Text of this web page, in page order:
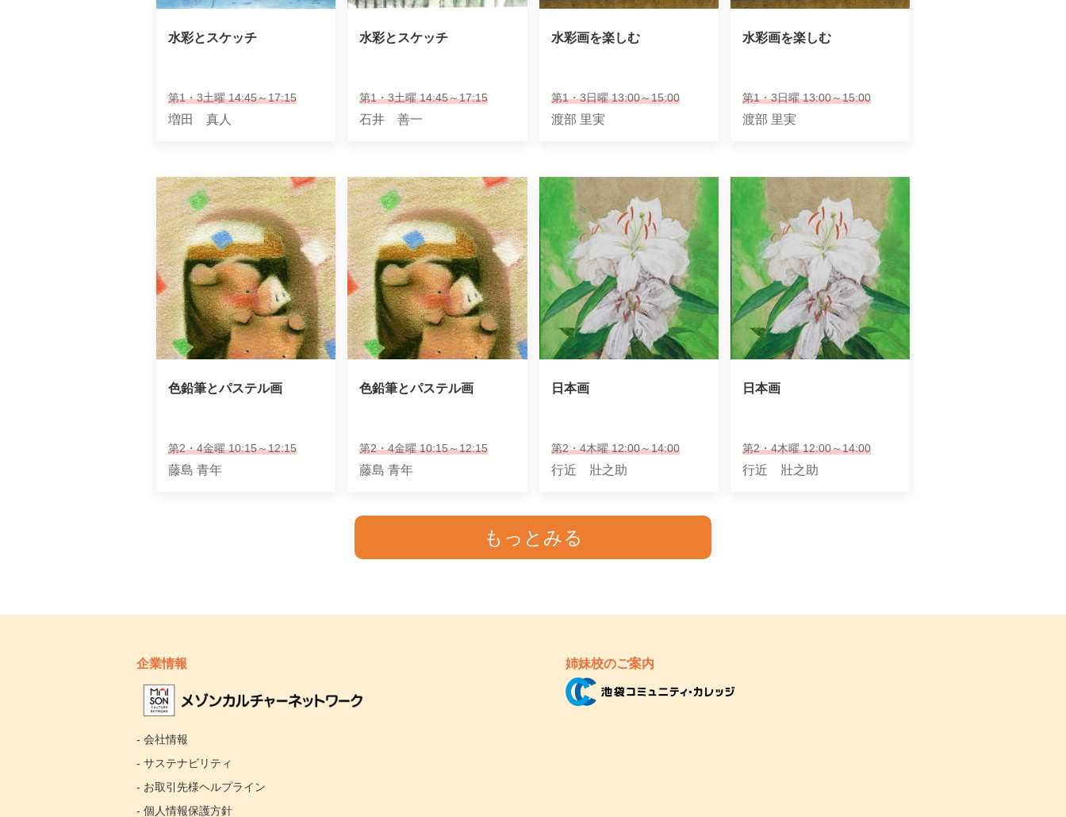
水彩とスケッチ
第1・3土曜 14:45～17:15
増田 真人
水彩とスケッチ
第1・3土曜 14:45～17:15
石井 善一
水彩画を楽しむ
第1・3日曜 13:00～15:00
渡部 里実
水彩画を楽しむ
第1・3日曜 13:00～15:00
渡部 里実
色鉛筆とパステル画
第2・4金曜 10:15～12:15
藤島 青年
色鉛筆とパステル画
第2・4金曜 10:15～12:15
藤島 青年
日本画
第2・4木曜 12:00～14:00
行近 壯之助
日本画
第2・4木曜 12:00～14:00
行近 壯之助
もっとみる
企業情報
- 会社情報
- サステナビリティ
- お取引先様ヘルプライン
- 個人情報保護方針
姉妹校のご案内